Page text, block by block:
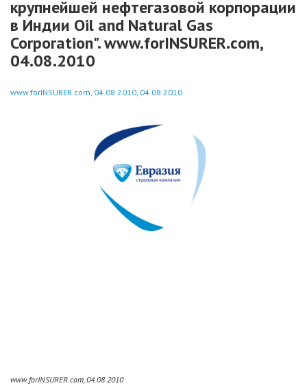
крупнейшей нефтегазовой корпорации
в Индии Oil and Natural Gas
Corporation". www.forINSURER.com,
04.08.2010
www.forINSURER.com, 04.08.2010, 04.08.2010
www.forINSURER.com, 04.08.2010